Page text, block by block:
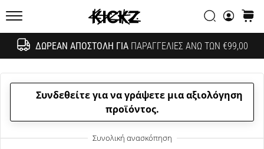
ΔΩΡΕΆΝ ΑΠΟΣΤΟΛΉ ΓΙΑΠΑΡΑΓΓΕΛΊΕΣ ΆΝΩ ΤΩΝ €99,00
KICKZ.gr
Αφήστε
τα
να
σας
αποφέρουν
έσοδα.
24. 6. 2022
Συνδεθείτε για να γράψετε μια αξιολόγηση
προϊόντος.